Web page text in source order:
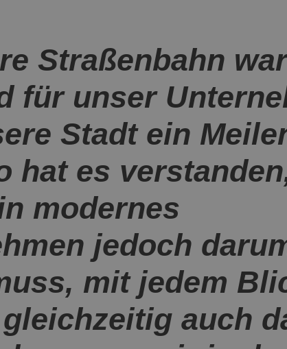
Straßenbahn
für unser
Stadt ein
hat es
modernes
jedoch
mit jedem
auch